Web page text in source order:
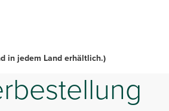
in jedem Land erhältlich.)